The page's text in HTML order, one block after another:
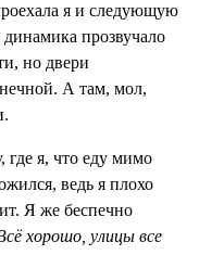
я и следующую
прозвучало
но двери
А там, мол,
где я, что еду мимо
ведь я плохо
Я же беспечно
хорошо, улицы все